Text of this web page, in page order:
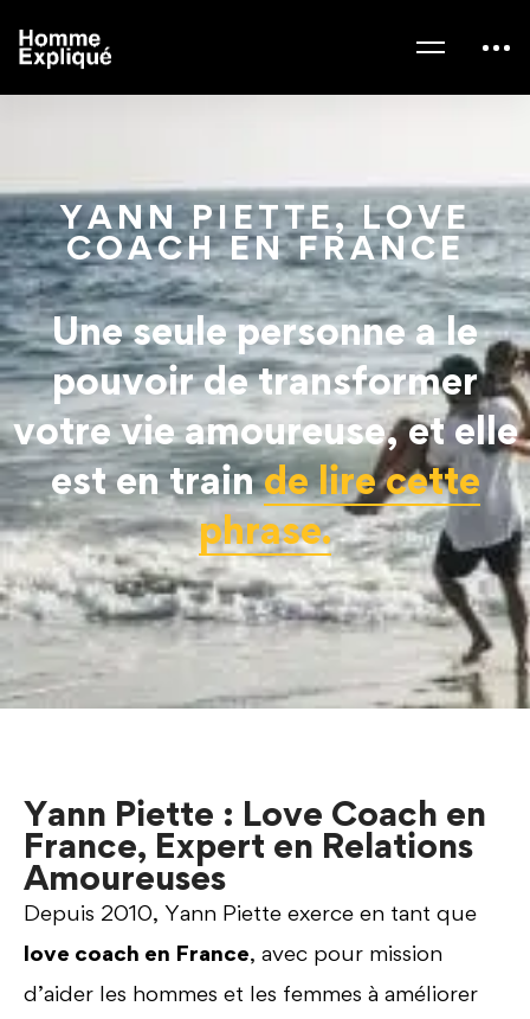
YANN PIETTE, LOVE
COACH EN FRANCE
Une seule personne a le
pouvoir de transformer
votre vie amoureuse, et elle
est en trainde lire cette
phrase.
Yann Piette : Love Coach en
France, Expert en Relations
Amoureuses
Depuis 2010, Yann Piette exerce en tant que
love coach en France, avec pour mission
d’aider les hommes et les femmes à améliorer